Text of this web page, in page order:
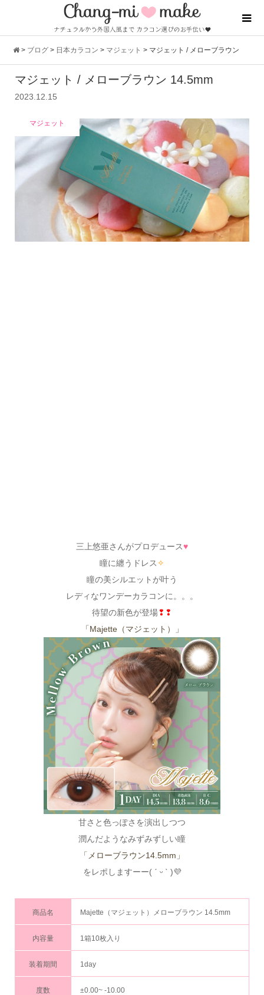
> ブログ > 日本カラコン > マジェット > マジェット / メローブラウン
14.5mm
マジェット / メローブラウン 14.5mm
2023.12.15
マジェット
三上悠亜さんがプロデュース♥
瞳に纏うドレス✧
瞳の美シルエットが叶う
レディなワンデーカラコンに。。。
待望の新色が登場❢❢
「Majette（マジェット）」
甘さと色っぽさを演出しつつ
潤んだようなみずみずしい瞳
「メローブラウン14.5mm」
をレポしますーー( ˊ ᵕ ˋ )💜
商品名 Majette（マジェット）メローブラウン 14.5mm
内容量 1箱10枚入り
装着期間 1day
度数 ±0.00~ -10.00